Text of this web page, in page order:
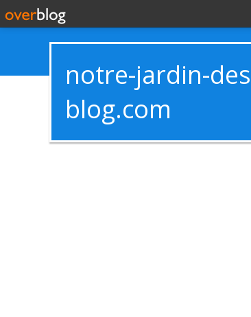
notre-jardin-
blog.com